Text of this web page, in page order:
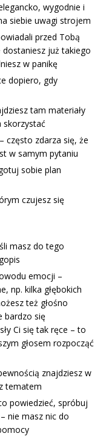
wygodnie i
siebie uwagi strojem
przed Tobą
już takiego
w panikę
dopiero, gdy
tam materiały
skorzystać
często zdarza się, że
w samym pytaniu
sobie plan
czujesz się
masz do tego
emocji –
np. kilka głębokich
też głośno
bardzo się
Ci się tak ręce – to
głosem rozpocząć
znajdziesz w
tematem
powiedzieć, spróbuj
nie masz nic do